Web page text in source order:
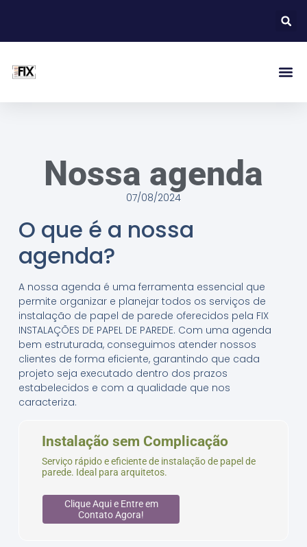
Nossa agenda
07/08/2024
O que é a nossa
agenda?
A nossa agenda é uma ferramenta essencial que
permite organizar e planejar todos os serviços de
instalação de papel de parede oferecidos pela FIX
INSTALAÇÕES DE PAPEL DE PAREDE. Com uma agenda
bem estruturada, conseguimos atender nossos
clientes de forma eficiente, garantindo que cada
projeto seja executado dentro dos prazos
estabelecidos e com a qualidade que nos
caracteriza.
Instalação sem Complicação
Serviço rápido e eficiente de instalação de papel de
parede. Ideal para arquitetos.
Clique Aqui e Entre em
Contato Agora!